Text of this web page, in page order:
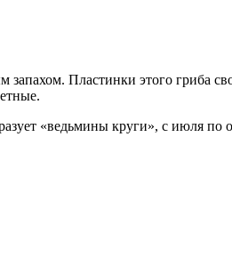
запахом. Пластинки этого гриба
«ведьмины круги», с июля по